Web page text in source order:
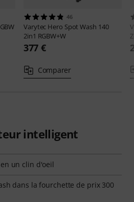
46
Varytec Hero Spot Wash 140
2in1 RGBW+W
377 €
Comparer
intelligent
un clin d'oeil
dans la fourchette de prix 300